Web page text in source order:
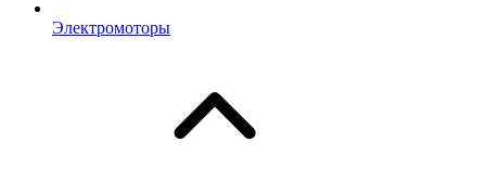
Электромоторы